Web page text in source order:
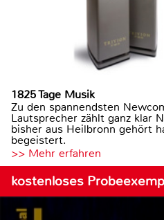
1825 Tage Musik
Zu den spannendsten
Lautsprecher zählt ganz klar
bisher aus Heilbronn gehört
begeistert.
>> Mehr erfahren
kostenloses